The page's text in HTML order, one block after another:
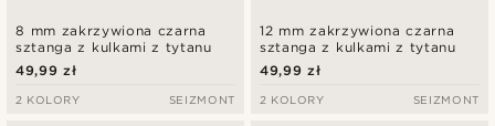
8 mm zakrzywiona czarna
sztanga z kulkami z tytanu
49,99 zł
2 KOLORY SEIZMONT
12 mm zakrzywiona czarna
sztanga z kulkami z tytanu
49,99 zł
2 KOLORY SEIZMONT